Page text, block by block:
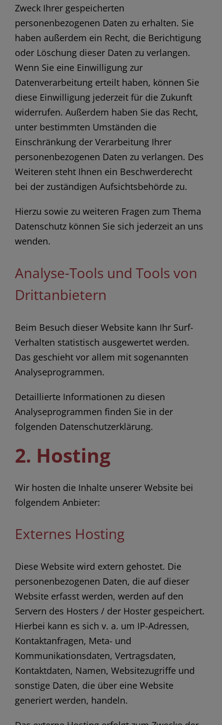
Zweck Ihrer gespeicherten
personenbezogenen Daten zu erhalten. Sie
haben außerdem ein Recht, die Berichtigung
oder Löschung dieser Daten zu verlangen.
Wenn Sie eine Einwilligung zur
Datenverarbeitung erteilt haben, können Sie
diese Einwilligung jederzeit für die Zukunft
widerrufen. Außerdem haben Sie das Recht,
unter bestimmten Umständen die
Einschränkung der Verarbeitung Ihrer
personenbezogenen Daten zu verlangen. Des
Weiteren steht Ihnen ein Beschwerderecht
bei der zuständigen Aufsichtsbehörde zu.
Hierzu sowie zu weiteren Fragen zum Thema
Datenschutz können Sie sich jederzeit an uns
wenden.
Analyse-Tools und Tools von
Dritt­anbietern
Beim Besuch dieser Website kann Ihr Surf-
Verhalten statistisch ausgewertet werden.
Das geschieht vor allem mit sogenannten
Analyseprogrammen.
Detaillierte Informationen zu diesen
Analyseprogrammen finden Sie in der
folgenden Datenschutzerklärung.
2. Hosting
Wir hosten die Inhalte unserer Website bei
folgendem Anbieter:
Externes Hosting
Diese Website wird extern gehostet. Die
personenbezogenen Daten, die auf dieser
Website erfasst werden, werden auf den
Servern des Hosters / der Hoster gespeichert.
Hierbei kann es sich v. a. um IP-Adressen,
Kontaktanfragen, Meta- und
Kommunikationsdaten, Vertragsdaten,
Kontaktdaten, Namen, Websitezugriffe und
sonstige Daten, die über eine Website
generiert werden, handeln.